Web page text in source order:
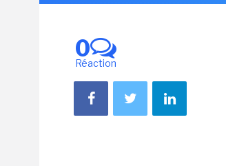
0
Réaction